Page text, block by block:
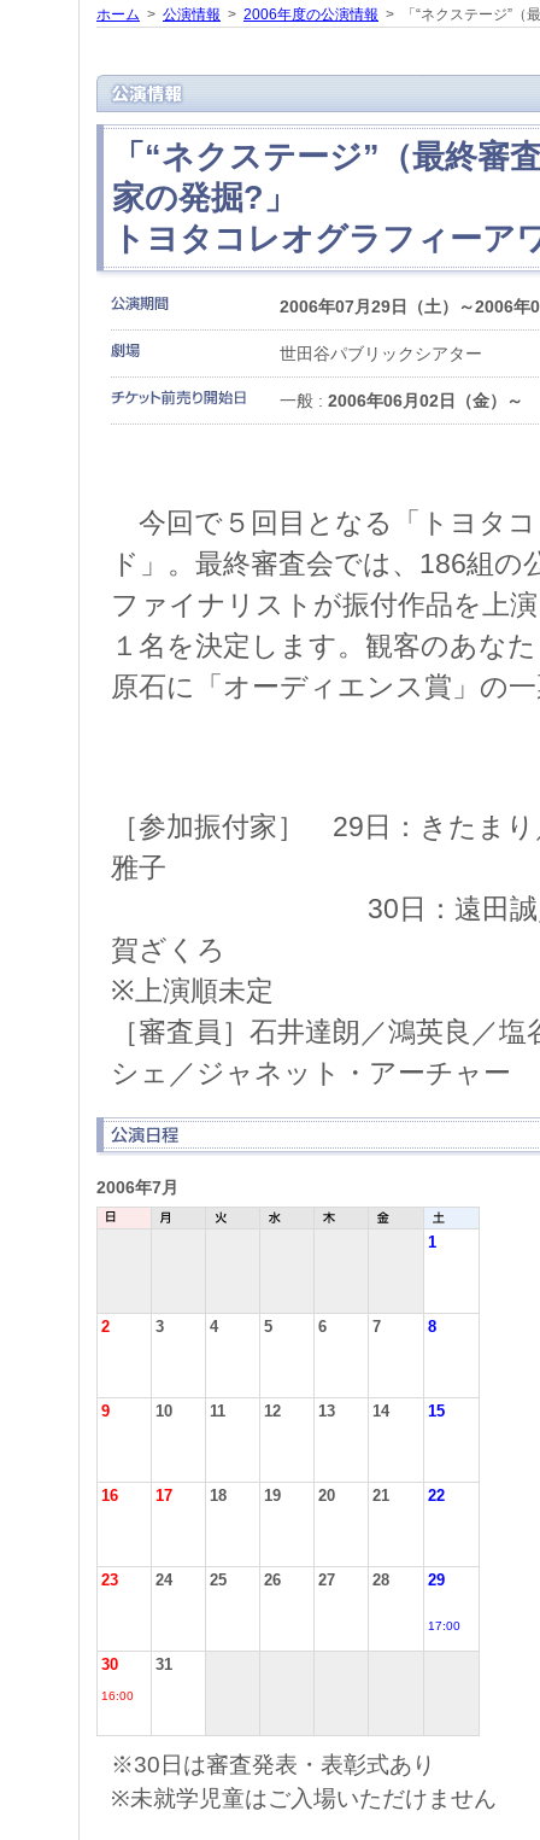
ホーム > 公演情報 > 2006年度の公演情報 > 「“ネクステージ”（
「“ネクステージ”（最終審
家の発掘?」
トヨタコレオグラフィーア
2006年07月29日（土）～2006年
世田谷パブリックシアター
一般 : 2006年06月02日（金）～
今回で５回目となる「トヨタ
ド」。最終審査会では、186組
ファイナリストが振付作品を上
１名を決定します。観客のあな
原石に「オーディエンス賞」の
［参加振付家］ 29日：きたま
雅子
30日：遠田誠／岡本
賀ざくろ
※上演順未定
［審査員］石井達朗／鴻英良／
シェ／ジャネット・アーチャー
2006年7月
1
2 3 4 5 6 7 8
9 10 11 12 13 14 15
16 17 18 19 20 21 22
23 24 25 26 27 28 29
17:00
30
16:00
31
※30日は審査発表・表彰式あり
※未就学児童はご入場いただけません